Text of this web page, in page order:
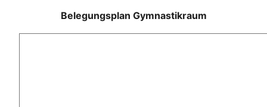
Belegungsplan Gymnastikraum